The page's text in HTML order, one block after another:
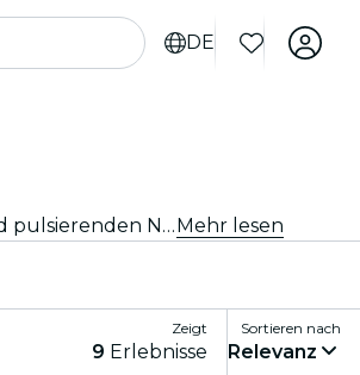
DE
Entdecke die besten Mottopartys in Glasgow, wo jede Veranstaltung ein einzigartiges Abenteuer ist! Von glamourösen Soireen und pulsierenden Neon-Raves bis hin zu Retro-Nächten und nationalen Festivals – du wirst garantiert die beste Zeit deines Lebens haben! Verkleide dich, tanz und schaffe unvergessliche Erinnerungen!Mehr lesen
Zeigt
9 Erlebnisse
Sortieren nach
Relevanz